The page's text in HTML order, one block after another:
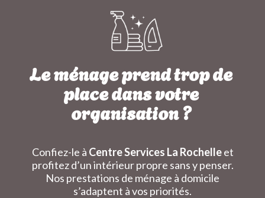
Le ménage prend trop de
place dans votre
organisation ?
Confiez-le à Centre Services La Rochelleet
profitez d’un intérieur propre sans y penser.
Nos prestations de ménage à domicile
s’adaptent à vos priorités.